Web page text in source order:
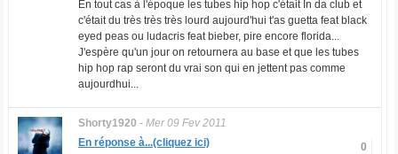
En tout cas à l'époque les tubes hip hop c'était In da club et
c'était du très très très lourd aujourd'hui t'as guetta feat black
eyed peas ou ludacris feat bieber, pire encore florida...
J'espère qu'un jour on retournera au base et que les tubes
hip hop rap seront du vrai son qui en jettent pas comme
aujourdhui...
Shorty1920 - Mer 09 Fev 2011
0
En réponse à...(cliquez ici)